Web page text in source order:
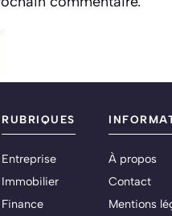
RUBRIQUES
Entreprise
Immobilier
Finance
À propos
Contact
Mentions